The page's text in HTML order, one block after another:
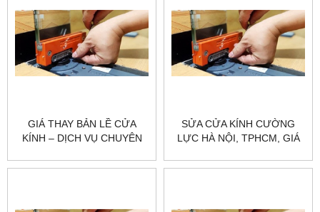
GIÁ THAY BẢN LỀ CỬA
KÍNH – DỊCH VỤ CHUYÊN
SỬA CỬA KÍNH CƯỜNG
LỰC HÀ NỘI, TPHCM, GIÁ